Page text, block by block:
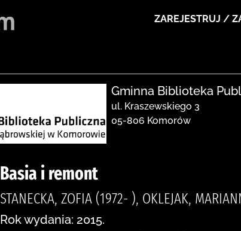
ZAREJESTRUJ /
Gminna Biblioteka
ul. Kraszewskiego 3
05-806 Komorów
Basia i remont
STANECKA, ZOFIA (1972- ), OKLEJAK,
Rok wydania: 2015.